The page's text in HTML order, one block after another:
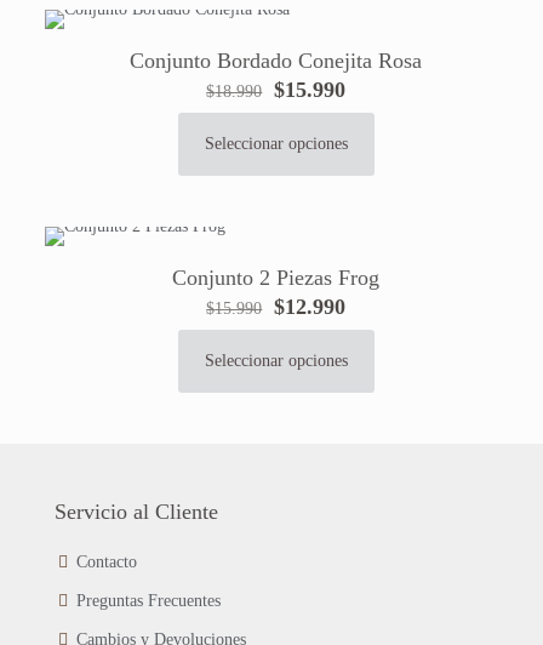
Conjunto Bordado Conejita Rosa
$18.990
El
precio
original
$15.990El
precio
actual
Seleccionar opciones
producto
múltiples
Las
opciones
se
pueden
producto
Conjunto 2 Piezas Frog
$15.990
El
precio
original
$12.990El
precio
actual
Seleccionar opciones
producto
opciones
elegir
Servicio al Cliente
Contacto
Preguntas Frecuentes
Cambios y Devoluciones